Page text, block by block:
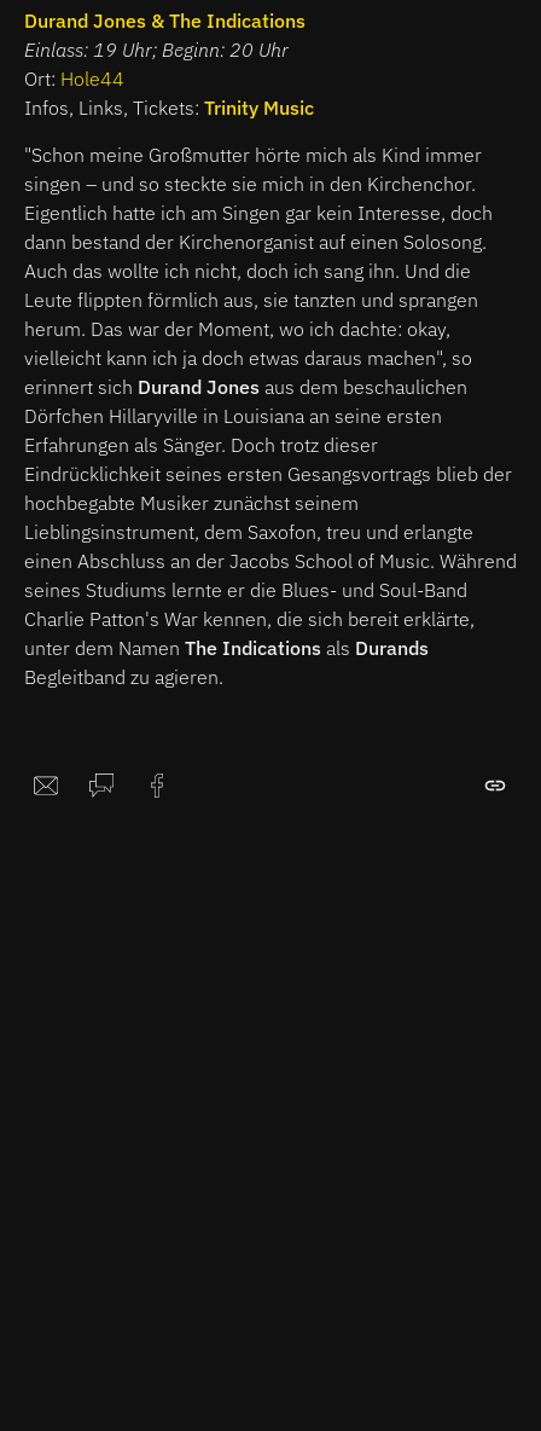
Durand Jones & The Indications
Einlass: 19 Uhr; Beginn: 20 Uhr
Ort: Hole44
Infos, Links, Tickets: Trinity Music
"Schon meine Großmutter hörte mich als Kind immer
singen – und so steckte sie mich in den Kirchenchor.
Eigentlich hatte ich am Singen gar kein Interesse, doch
dann bestand der Kirchenorganist auf einen Solosong.
Auch das wollte ich nicht, doch ich sang ihn. Und die
Leute flippten förmlich aus, sie tanzten und sprangen
herum. Das war der Moment, wo ich dachte: okay,
vielleicht kann ich ja doch etwas daraus machen", so
erinnert sich Durand Jones aus dem beschaulichen
Dörfchen Hillaryville in Louisiana an seine ersten
Erfahrungen als Sänger. Doch trotz dieser
Eindrücklichkeit seines ersten Gesangsvortrags blieb der
hochbegabte Musiker zunächst seinem
Lieblingsinstrument, dem Saxofon, treu und erlangte
einen Abschluss an der Jacobs School of Music. Während
seines Studiums lernte er die Blues- und Soul-Band
Charlie Patton's War kennen, die sich bereit erklärte,
unter dem Namen The Indications als Durands
Begleitband zu agieren.